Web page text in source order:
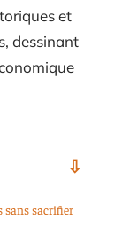
et
dessinant
sans sacrifier